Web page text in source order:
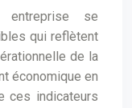
entreprise se
qui reflètent
de la
économique en
ces indicateurs